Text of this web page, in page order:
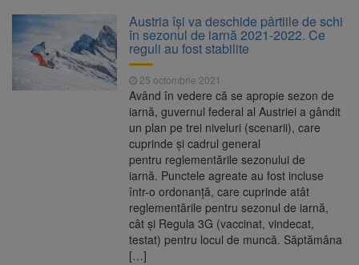
propriul record mondial. Betty Bromage a
zburat din nou pe aripa unui avion
9 august 2026
Avocații fraților Andrew și
Tristan Tate cer eliberarea lor pe cauțiune în
Se schimbă examenul de
medic specialist. Subiecte unice în toată țara,
aceeași oră și același barem
Se schimbă regulile pentru
capsulele de cafea și ambalajele de unică
folosință. Noul regulament UE se aplică din 12
Austria îşi va deschide pârtiile de schi
în sezonul de iarnă 2021-2022. Ce
reguli au fost stabilite
25 octombrie 2021
Având în vedere că se apropie sezon de
iarnă, guvernul federal al Austriei a gândit
un plan pe trei niveluri (scenarii), care
cuprinde și cadrul general
pentru reglementările sezonului de
iarnă. Punctele agreate au fost incluse
într-o ordonanţă, care cuprinde atât
reglementările pentru sezonul de iarnă,
cât și Regula 3G (vaccinat, vindecat,
testat) pentru locul de muncă. Săptămâna
[…]